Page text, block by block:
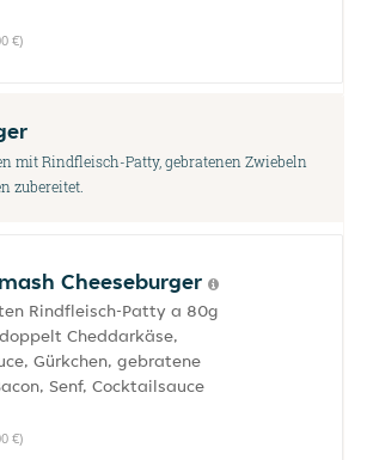
€)
mit Rindfleisch-Patty, gebratenen Zwiebeln
zubereitet.
Cheeseburger
Rindfleisch-Patty a 80g
Cheddarkäse,
Gürkchen, gebratene
Senf, Cocktailsauce
€)